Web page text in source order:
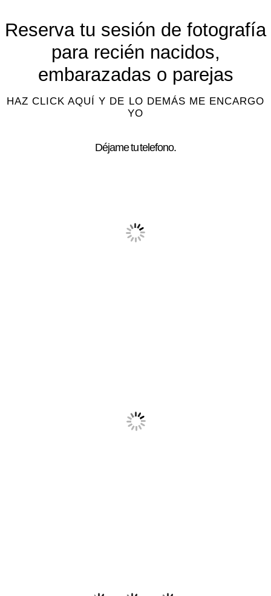
Reserva tu sesión de fotografía
para recién nacidos,
embarazadas o parejas
HAZ CLICK AQUÍ Y DE LO DEMÁS ME ENCARGO
YO
Déjame tu telefono.